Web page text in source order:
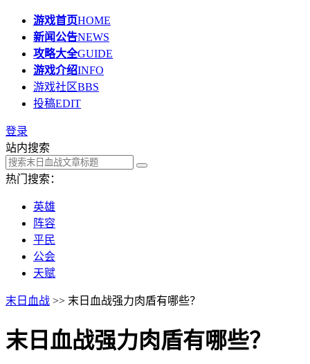
游戏首页HOME
新闻公告NEWS
攻略大全GUIDE
游戏介绍INFO
游戏社区BBS
投稿EDIT
登录
站内搜索
热门搜索：
英雄
阵容
平民
公会
天赋
末日血战 >> 末日血战强力肉盾有哪些？
末日血战强力肉盾有哪些？